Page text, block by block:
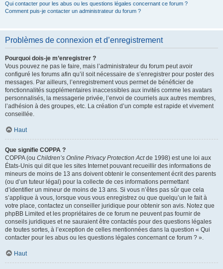
Qui contacter pour les abus ou les questions légales concernant ce forum ?
Comment puis-je contacter un administrateur du forum ?
Problèmes de connexion et d’enregistrement
Pourquoi dois-je m’enregistrer ?
Vous pouvez ne pas le faire, mais l’administrateur du forum peut avoir
configuré les forums afin qu’il soit nécessaire de s’enregistrer pour poster des
messages. Par ailleurs, l’enregistrement vous permet de bénéficier de
fonctionnalités supplémentaires inaccessibles aux invités comme les avatars
personnalisés, la messagerie privée, l’envoi de courriels aux autres membres,
l’adhésion à des groupes, etc. La création d’un compte est rapide et vivement
conseillée.
Haut
Que signifie COPPA ?
COPPA (ou Children’s Online Privacy Protection Actde 1998) est une loi aux
États-Unis qui dit que les sites Internet pouvant recueillir des informations de
mineurs de moins de 13 ans doivent obtenir le consentement écrit des parents
(ou d’un tuteur légal) pour la collecte de ces informations permettant
d’identifier un mineur de moins de 13 ans. Si vous n’êtes pas sûr que cela
s’applique à vous, lorsque vous vous enregistrez ou que quelqu’un le fait à
votre place, contactez un conseiller juridique pour obtenir son avis. Notez que
phpBB Limited et les propriétaires de ce forum ne peuvent pas fournir de
conseils juridiques et ne sauraient être contactés pour des questions légales
de toutes sortes, à l’exception de celles mentionnées dans la question « Qui
contacter pour les abus ou les questions légales concernant ce forum ? ».
Haut